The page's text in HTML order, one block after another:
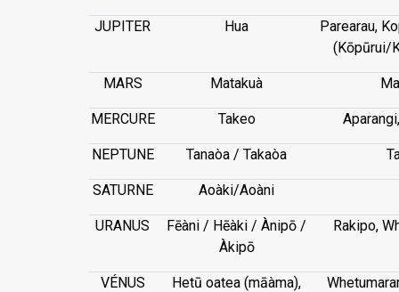
JUPITER Hua
Parearau,
(Kōpūrui/
MARS Matakuà
MERCURE Takeo
NEPTUNE Tanaòa / Takaòa
SATURNE Aoàki/Aoàni
URANUS
Fēàni / Hēàki / Ànipō /
Àkipō
Rakipo,
VÉNUS
Hetū oatea (māàma),